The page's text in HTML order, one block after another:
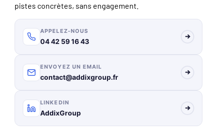
pistes concrètes, sans engagement.
APPELEZ-NOUS
04 42 59 16 43
ENVOYEZ UN EMAIL
contact@addixgroup.fr
LINKEDIN
AddixGroup